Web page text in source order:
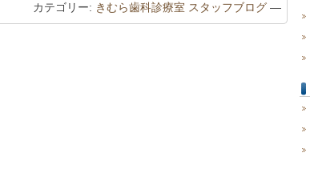
カテゴリー: きむら歯科診療室 スタッフブログ—